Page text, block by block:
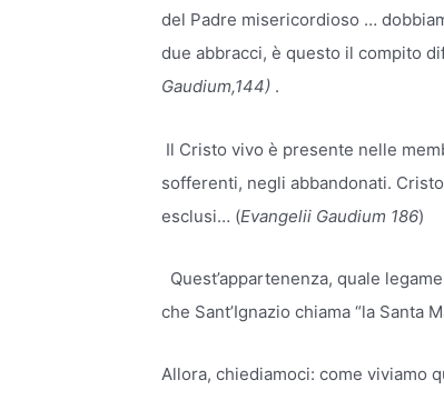
del Padre misericordioso …
due abbracci, è questo il compito
Gaudium,144) .
Il Cristo vivo è presente nelle
sofferenti, negli abbandonati.
esclusi… (Evangelii Gaudium 186)
Quest’appartenenza, quale
che Sant’Ignazio chiama “la Santa
Allora, chiediamoci: come viviamo